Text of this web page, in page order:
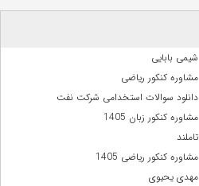
شیمی بابایی
مشاوره کنکور ریاضی
دانلود سوالات استخدامی شرکت نفت
مشاوره کنکور زبان 1405
تاملند
مشاوره کنکور ریاضی 1405
مهدی یحیوی